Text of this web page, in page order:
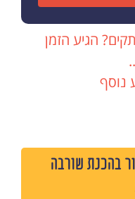
הגיע הזמן
נוסף
בהכנת שורבה